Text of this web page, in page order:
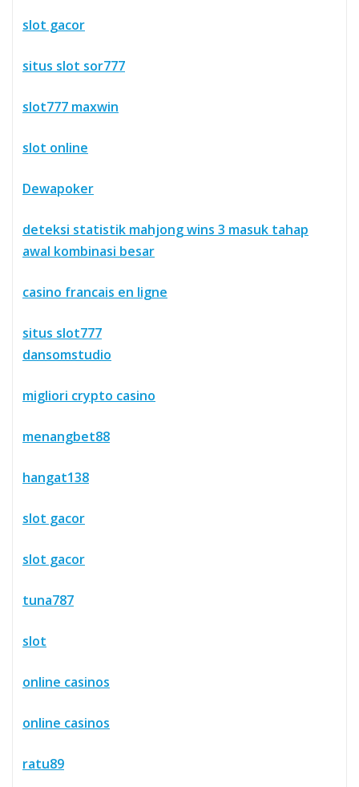
slot gacor
situs slot sor777
slot777 maxwin
slot online
Dewapoker
deteksi statistik mahjong wins 3 masuk tahap
awal kombinasi besar
casino francais en ligne
situs slot777
dansomstudio
migliori crypto casino
menangbet88
hangat138
slot gacor
slot gacor
tuna787
slot
online casinos
online casinos
ratu89